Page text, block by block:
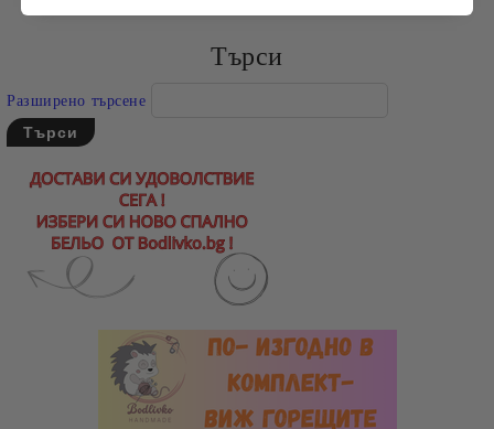
Търси
Разширено търсене